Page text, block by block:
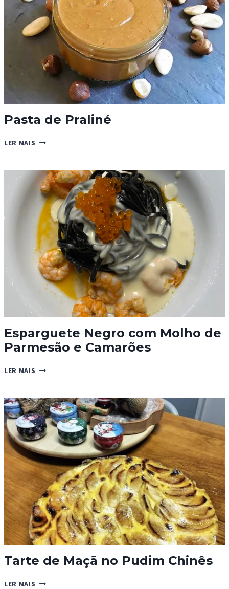
Pasta de Praliné
LER MAIS PASTA
Esparguete Negro com Molho de
Parmesão e Camarões
LER MAIS ESPARGUETE
MOLHO
DE
PARMESÃO
E
CAMARÕES
Tarte de Maçã no Pudim Chinês
LER MAIS TARTE